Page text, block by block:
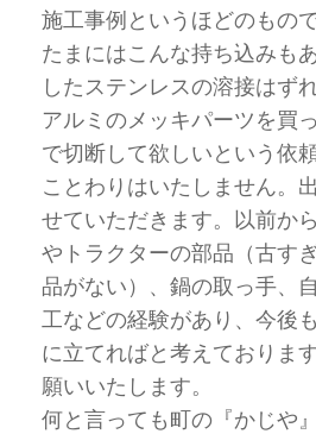
施工事例というほどのもの
たまにはこんな持ち込みも
したステンレスの溶接はず
アルミのメッキパーツを買
で切断して欲しいという依
ことわりはいたしません。
せていただきます。以前か
やトラクターの部品（古す
品がない）、鍋の取っ手、
工などの経験があり、今後
に立てればと考えておりま
願いいたします。
何と言っても町の『かじや